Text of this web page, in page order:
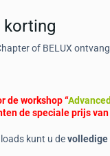
korting
of BELUX
de workshop “
de speciale prijs
kunt u devolledige